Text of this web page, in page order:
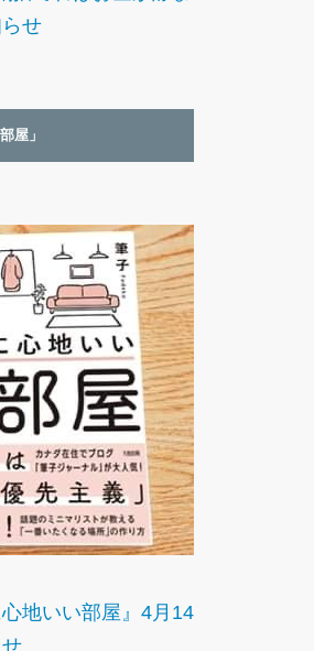
せ
屋」
地いい部屋』4月14